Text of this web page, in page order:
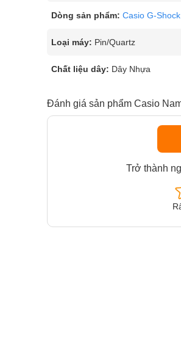
Dòng sản phẩm: Casio G-Shock
Loại máy: Pin/Quartz
Chất liệu dây: Dây Nhựa
Đánh giá sản phẩm Casio
Trở thành